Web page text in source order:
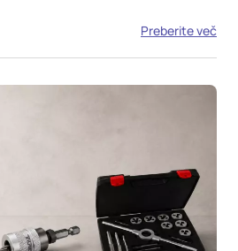
Preberite več